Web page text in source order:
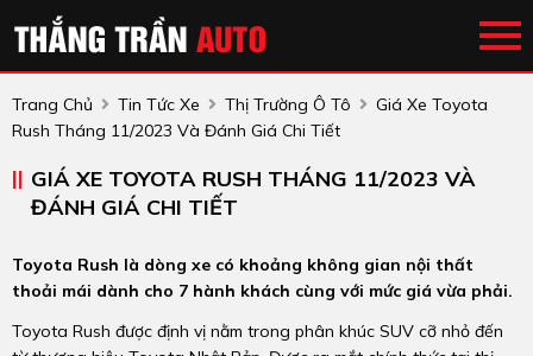
Trang Chủ Tin Tức Xe Thị Trường Ô Tô
Giá Xe Toyota
Rush Tháng 11/2023 Và Đánh Giá Chi Tiết
GIÁ XE TOYOTA RUSH THÁNG 11/2023 VÀ
ĐÁNH GIÁ CHI TIẾT
Toyota Rush là dòng xe có khoảng không gian nội thất
thoải mái dành cho 7 hành khách cùng với mức giá vừa phải.
Toyota Rush được định vị nằm trong phân khúc SUV cỡ nhỏ đến